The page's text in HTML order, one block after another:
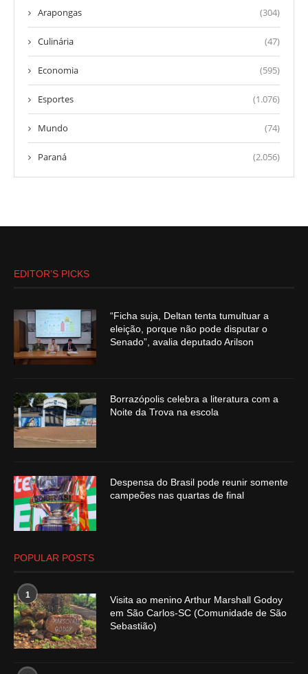
Arapongas (304)
Culinária (47)
Economia (595)
Esportes (1.076)
Mundo (74)
Paraná (2.056)
EDITOR’S PICKS
“Ficha suja, Deltan tenta tumultuar a
eleição, porque não pode disputar o
Senado”, avalia deputado Arilson
Borrazópolis celebra a literatura com a
Noite da Trova na escola
Despensa do Brasil pode reunir somente
campeões nas quartas de final
POPULAR POSTS
1
Visita ao menino Arthur Marshall Godoy
em São Carlos-SC (Comunidade de São
Sebastião)